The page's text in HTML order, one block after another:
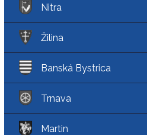
Nitra
Žilina
Banská Bystrica
Trnava
Martin